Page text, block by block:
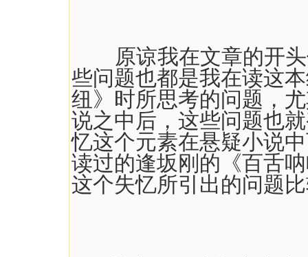
原谅我在文章的开头
些问题也都是我在读这
纽》时所思考的问题，
说之中后，这些问题也
忆这个元素在悬疑小说
读过的逢坂刚的《百舌
这个失忆所引出的问题